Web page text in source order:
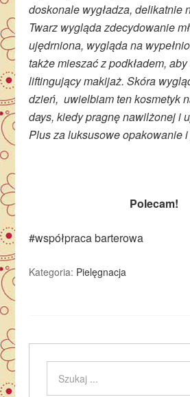
doskonale wygładza, delikatnie
Twarz wygląda zdecydowanie
ujędrniona, wygląda na
także mieszać z podkładem,
liftingujący makijaż. Skóra
dzień, uwielbiam ten kosmetyk
days, kiedy pragnę nawilżonej i
Plus za luksusowe opakowanie
Polecam!
#współpraca barterowa
Kategoria: Pielęgnacja